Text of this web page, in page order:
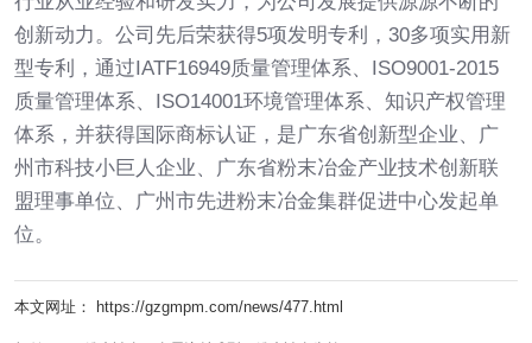
创新动力。公司先后荣获得5项发明专利，30多项实用新
型专利，通过IATF16949质量管理体系、ISO9001-2015
质量管理体系、ISO14001环境管理体系、知识产权管理
体系，并获得国际商标认证，是广东省创新型企业、广
州市科技小巨人企业、广东省粉末冶金产业技术创新联
盟理事单位、广州市先进粉末冶金集群促进中心发起单
位。
本文网址： https://gzgmpm.com/news/477.html